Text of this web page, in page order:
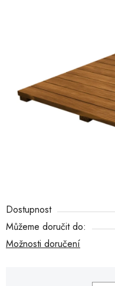
Dostupnost
Můžeme doručit do:
Možnosti doručení
hvězdiček.